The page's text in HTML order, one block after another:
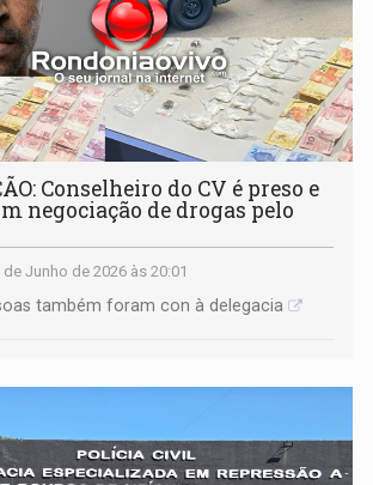
Conselheiro do CV é preso e
negociação de drogas pelo
de Junho de 2026 às 20:01
também foram con à delegacia